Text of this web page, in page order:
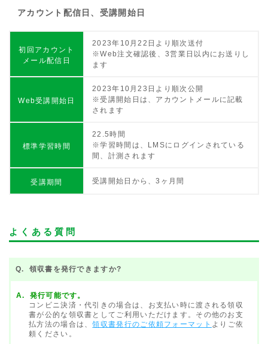
アカウント配信日、受講開始日
初回アカウント
メール配信日
2023年10月22日より順次送付
※Web注文確認後、3営業日以内にお送りし
ます
Web受講開始日
2023年10月23日より順次公開
※受講開始日は、アカウントメールに記載
されます
標準学習時間
22.5時間
※学習時間は、LMSにログインされている
間、計測されます
受講期間 受講開始日から、3ヶ月間
よくある質問
領収書を発行できますか?
発行可能です。
コンビニ決済・代引きの場合は、お支払い時に渡される領収
書が公的な領収書としてご利用いただけます。その他のお支
払方法の場合は、領収書発行のご依頼フォーマット よりご依
頼ください。